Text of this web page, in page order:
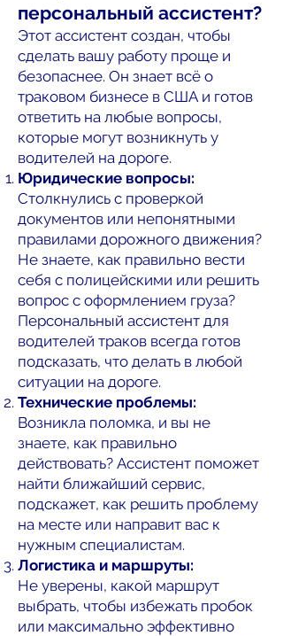
персональный ассистент?
Этот ассистент создан, чтобы
сделать вашу работу проще и
безопаснее. Он знает всё о
траковом бизнесе в США и готов
ответить на любые вопросы,
которые могут возникнуть у
водителей на дороге.
Юридические вопросы:
Столкнулись с проверкой
документов или непонятными
правилами дорожного движения?
Не знаете, как правильно вести
себя с полицейскими или решить
вопрос с оформлением груза?
Персональный ассистент для
водителей траков всегда готов
подсказать, что делать в любой
ситуации на дороге.
Технические проблемы:
Возникла поломка, и вы не
знаете, как правильно
действовать? Ассистент поможет
найти ближайший сервис,
подскажет, как решить проблему
на месте или направит вас к
нужным специалистам.
Логистика и маршруты:
Не уверены, какой маршрут
выбрать, чтобы избежать пробок
или максимально эффективно